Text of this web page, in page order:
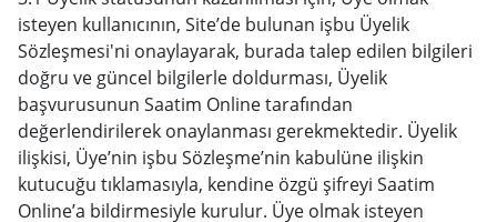
isteyen kullanıcının, Site’de bulunan işbu Üyelik
Sözleşmesi'ni onaylayarak, burada talep edilen bilgileri
doğru ve güncel bilgilerle doldurması, Üyelik
başvurusunun Saatim Online tarafından
değerlendirilerek onaylanması gerekmektedir. Üyelik
ilişkisi, Üye’nin işbu Sözleşme’nin kabulüne ilişkin
kutucuğu tıklamasıyla, kendine özgü şifreyi Saatim
Online’a bildirmesiyle kurulur. Üye olmak isteyen